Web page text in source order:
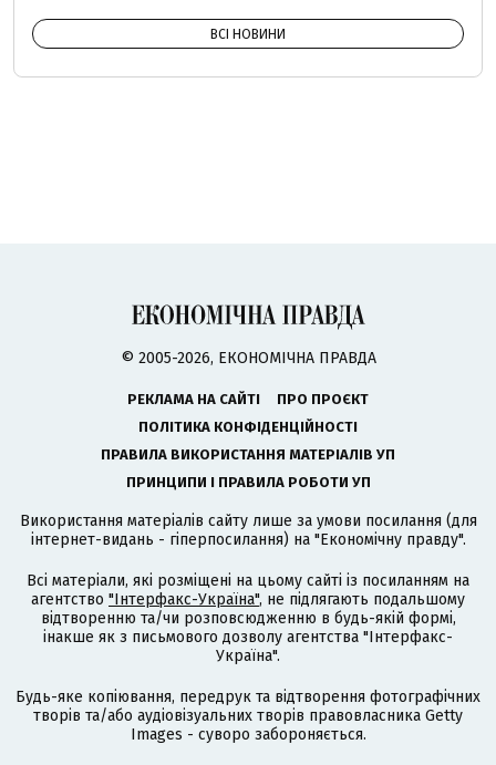
ВСІ НОВИНИ
© 2005-2026, ЕКОНОМІЧНА ПРАВДА
РЕКЛАМА НА САЙТІ
ПРО ПРОЄКТ
ПОЛІТИКА КОНФІДЕНЦІЙНОСТІ
ПРАВИЛА ВИКОРИСТАННЯ МАТЕРІАЛІВ УП
ПРИНЦИПИ І ПРАВИЛА РОБОТИ УП
Використання матеріалів сайту лише за умови посилання (для
інтернет-видань - гіперпосилання) на "Економічну правду".
Всі матеріали, які розміщені на цьому сайті із посиланням на
агентство "Інтерфакс-Україна", не підлягають подальшому
відтворенню та/чи розповсюдженню в будь-якій формі,
інакше як з письмового дозволу агентства "Інтерфакс-
Україна".
Будь-яке копіювання, передрук та відтворення фотографічних
творів та/або аудіовізуальних творів правовласника Getty
Images - суворо забороняється.